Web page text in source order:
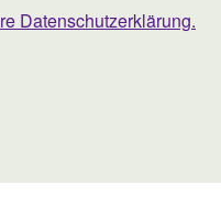
Datenschutzerklärung.